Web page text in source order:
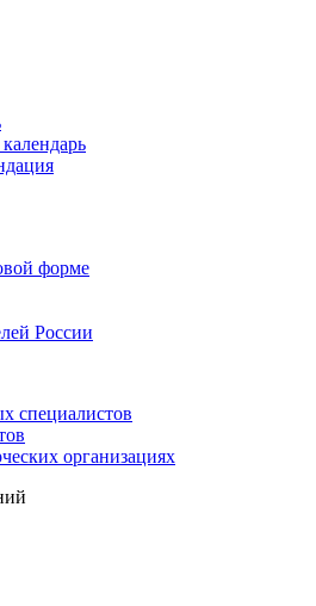
форме
России
специалистов
организациях